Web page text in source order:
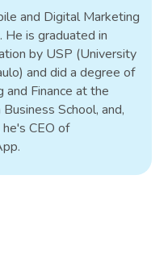
and Digital Marketing
He is graduated in
by USP (University
and did a degree of
and Finance at the
School, and,
CEO of